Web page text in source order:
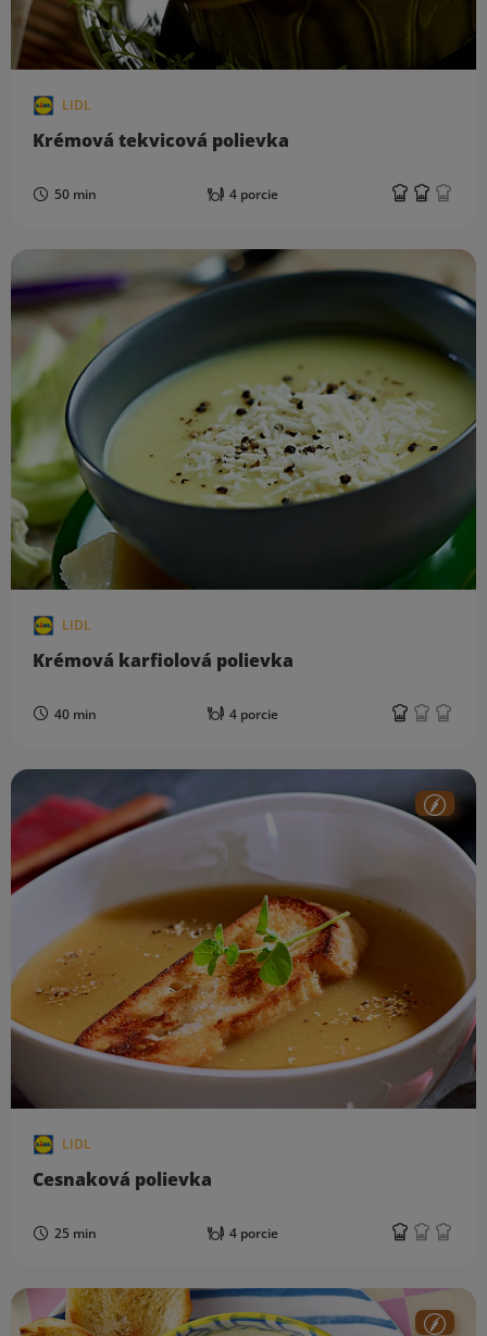
LIDL
Krémová tekvicová polievka
50 min 4 porcie
LIDL
Krémová karfiolová polievka
40 min 4 porcie
LIDL
Cesnaková polievka
25 min 4 porcie